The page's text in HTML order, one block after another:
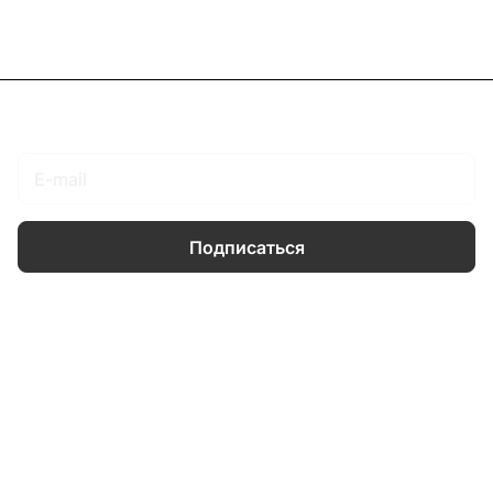
Подписаться